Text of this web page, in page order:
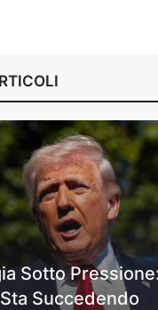
Sotto
Succedendo